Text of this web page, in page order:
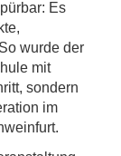
Es
wurde der
mit
sondern
im